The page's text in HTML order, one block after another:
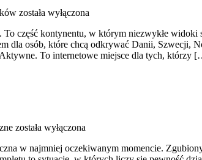
została wyłączona
część kontynentu, w którym niezwykłe
dla osób, które chcą odkrywać Danii, Szwecji,
To internetowe miejsce dla tych, którzy
została wyłączona
w najmniej oczekiwanym momencie.